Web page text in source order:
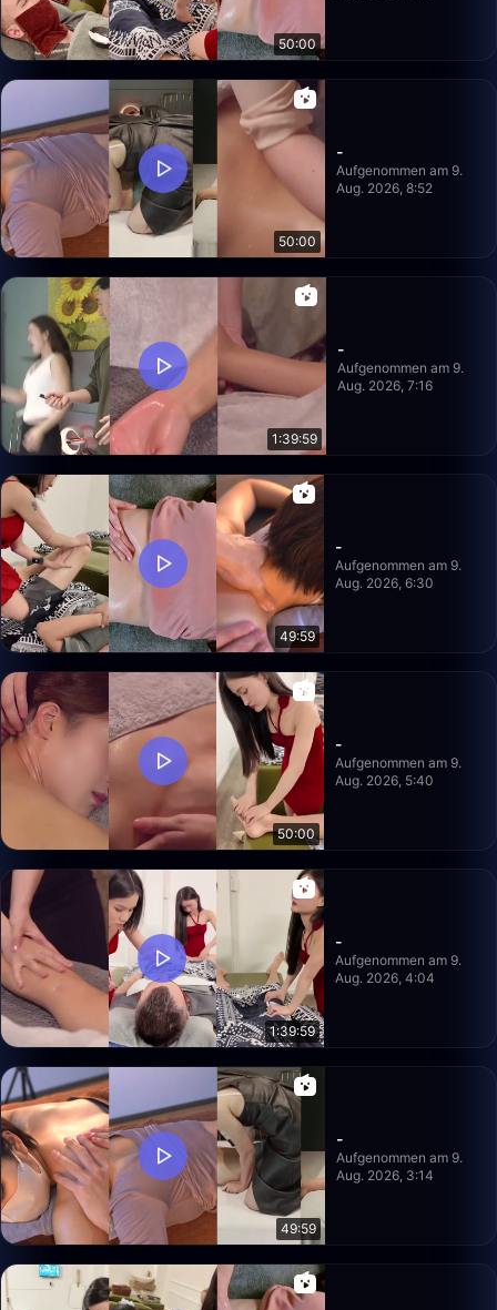
50:00
50:00
-
Aufgenommen am 9.
Aug. 2026, 8:52
1:39:59
-
Aufgenommen am 9.
Aug. 2026, 7:16
49:59
-
Aufgenommen am 9.
Aug. 2026, 6:30
50:00
-
Aufgenommen am 9.
Aug. 2026, 5:40
1:39:59
-
Aufgenommen am 9.
Aug. 2026, 4:04
49:59
-
Aufgenommen am 9.
Aug. 2026, 3:14